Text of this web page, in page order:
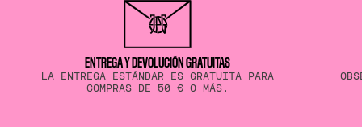
ENTREGA Y DEVOLUCIÓN GRATUITAS
LA ENTREGA ESTÁNDAR ES GRATUITA PARA
COMPRAS DE 50 € O MÁS.